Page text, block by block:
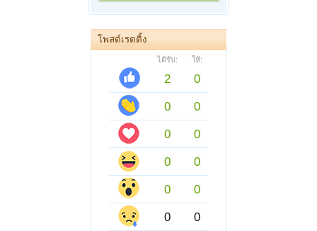
โพสต์เรตติ้ง
ได้รับ: ให้:
2
0
0
0
0
0
0
0
0
0
0
0